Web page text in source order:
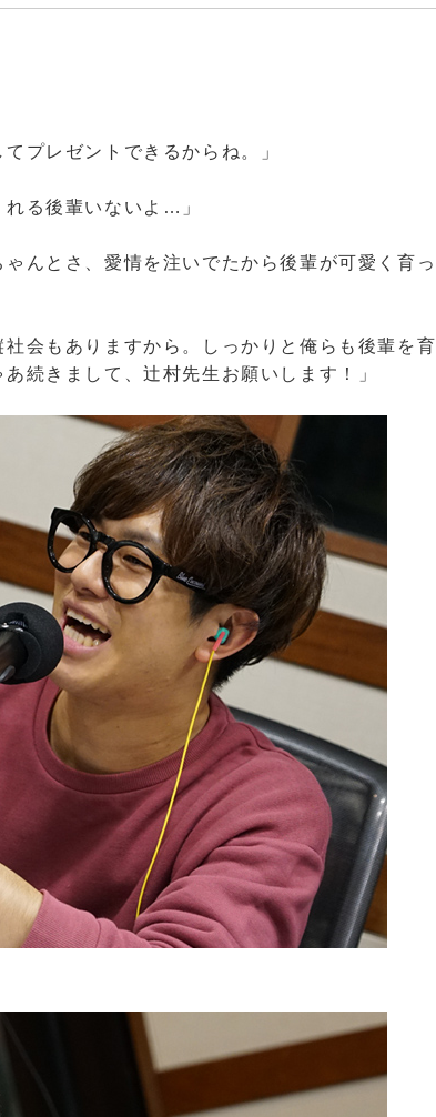
プレゼントできるからね。」
れる後輩いないよ…」
んとさ、愛情を注いでたから後輩が可愛く育っ
会もありますから。しっかりと俺らも後輩を育
続きまして、辻村先生お願いします！」